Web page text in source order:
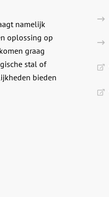
namelijk
oplossing op
graag
stal of
bieden